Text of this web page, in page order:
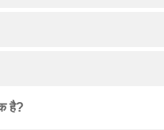
है?